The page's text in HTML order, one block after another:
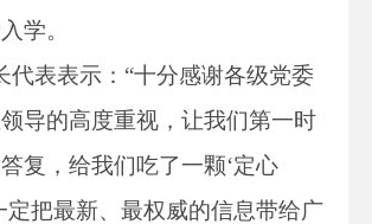
学。
代表表示：“十分感谢各级党委
导的高度重视，让我们第一时
复，给我们吃了一颗‘定心
定把最新、最权威的信息带给广